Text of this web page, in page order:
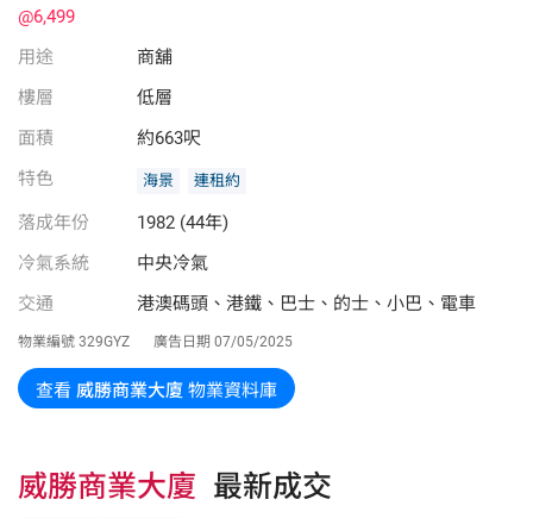
@6,499
用途
商舖
樓層
低層
面積
約663呎
特色
海景 連租約
落成年份
1982 (44年)
冷氣系統
中央冷氣
交通
港澳碼頭、港鐵、巴士、的士、小巴、電車
物業編號 329GYZ 廣告日期 07/05/2025
查看 威勝商業大廈 物業資料庫
威勝商業大廈 最新成交